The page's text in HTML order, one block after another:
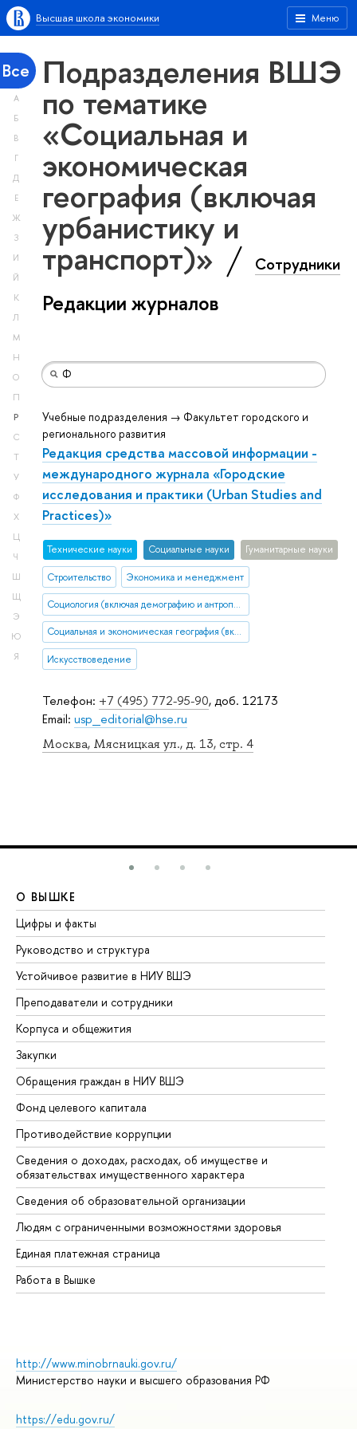
Меню
Высшая школа экономики
Все
А
Б
В
Г
Д
Е
Ж
З
И
Й
К
Л
М
Н
О
П
Р
С
Т
У
Ф
Х
Ц
Ч
Ш
Щ
Э
Ю
Я
Подразделения ВШЭ
по тематике
«Социальная и
экономическая
география (включая
урбанистику и
транспорт)» Сотрудники
Редакции журналов
Телефон: +7 (495) 772-95-90, доб. 12173
Email: usp_editorial@hse.ru
Москва, Мясницкая ул., д. 13, стр. 4
Учебные подразделения → Факультет городского и
регионального развития
Редакция средства массовой информации -
международного журнала «Городские
исследования и практики (Urban Studies and
Practices)»
Тех­ничес­кие науки Социальные науки Гуманитарные науки
Строительство Экономика и менеджмент
Социология (включая демографию и антропологию)
Социальная и экономическая география (включая урбанистику и транспорт)
Искусствоведение
О ВЫШКЕ
Цифры и факты
Руководство и структура
Устойчивое развитие в НИУ ВШЭ
Преподаватели и сотрудники
Корпуса и общежития
Закупки
Обращения граждан в НИУ ВШЭ
Фонд целевого капитала
Противодействие коррупции
Сведения о доходах, расходах, об имуществе и
обязательствах имущественного характера
Сведения об образовательной организации
Людям с ограниченными возможностями здоровья
Единая платежная страница
Работа в Вышке
http://www.minobrnauki.gov.ru/
Министерство науки и высшего образования РФ
https://edu.gov.ru/